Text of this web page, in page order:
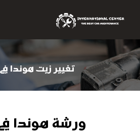
تغيير زيت هوندا
ورشة هوندا